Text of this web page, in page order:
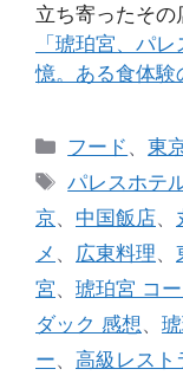
立ち寄ったそ
「琥珀宮、パ
憶。ある食体験
カ
テ
リ
ー
フード 、東
タ
グ
パレスホテ
京、 中国飯店、
メ 、 広東料理、
宮、 琥珀宮 コ
ダック 感想、
ー、 高級レスト